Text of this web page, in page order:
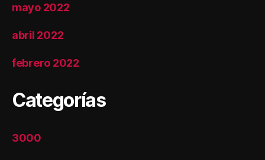
mayo 2022
abril 2022
febrero 2022
Categorías
3000